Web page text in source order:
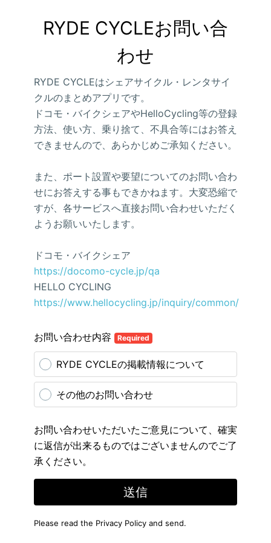
RYDE CYCLEお問い合
わせ
RYDE CYCLEはシェアサイクル・レンタサイ
クルのまとめアプリです。
ドコモ・バイクシェアやHelloCycling等の登録
方法、使い方、乗り捨て、不具合等にはお答え
できませんので、あらかじめご承知ください。
また、ポート設置や要望についてのお問い合わ
せにお答えする事もできかねます。大変恐縮で
すが、各サービスへ直接お問い合わせいただく
ようお願いいたします。
ドコモ・バイクシェア
https://docomo-cycle.jp/qa
HELLO CYCLING
https://www.hellocycling.jp/inquiry/common/
お問い合わせ内容 Required
RYDE CYCLEの掲載情報について
その他のお問い合わせ
お問い合わせいただいたご意見について、確実
に返信が出来るものではございませんのでご了
承ください。
送信
Please read the Privacy Policy and send.